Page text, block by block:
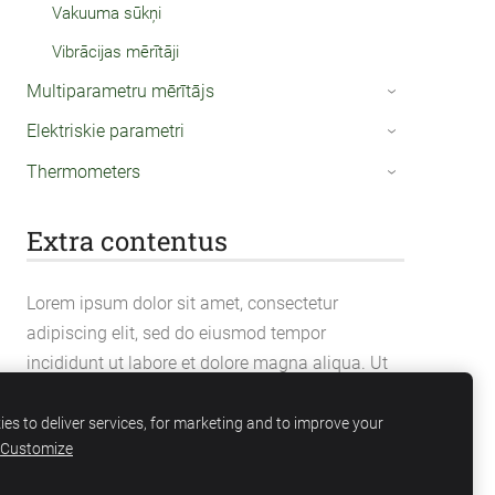
Vakuuma sūkņi
Vibrācijas mērītāji
Multiparametru mērītājs ›
Elektriskie parametri ›
Thermometers ›
Extra contentus
Lorem ipsum dolor sit amet, consectetur
adipiscing elit, sed do eiusmod tempor
incididunt ut labore et dolore magna aliqua. Ut
exercitation ullamco laboris nisi ut aliquip ex ea
commodo consequat.
to deliver services, for marketing and to improve your
Customize